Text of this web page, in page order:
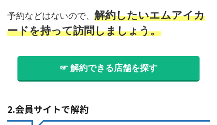
予約などはないので、 解約したいエムアイカ
ードを持って訪問しましょう。
☞ 解約できる店舗を探す
2.会員サイトで解約